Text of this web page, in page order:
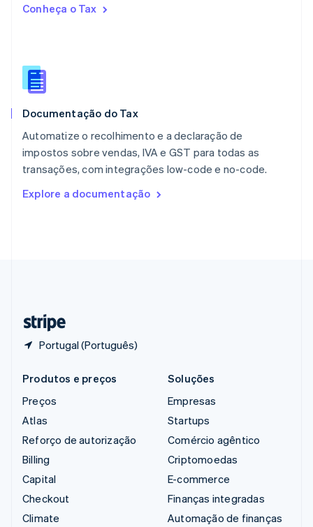
Conheça o Tax
Documentação do Tax
Automatize o recolhimento e a declaração de
impostos sobre vendas, IVA e GST para todas as
transações, com integrações low-code e no-code.
Explore a documentação
Portugal (Português)
Países Baixos
Portugal
Português
English简体中文
Reino Unido
English
República Tcheca
English
English
Produtos e preços
Preços
Atlas
Reforço de autorização
Billing
Capital
Checkout
Climate
Soluções
Empresas
Startups
Comércio agêntico
Criptomoedas
E-commerce
Finanças integradas
Automação de finanças